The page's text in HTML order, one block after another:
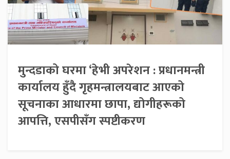
मुन्दडाको घरमा ‘हेभी अपरेशन : प्रधानमन्त्री
कार्यालय हुँदै गृहमन्त्रालयबाट आएको
सूचनाका आधारमा छापा, द्योगीहरूको
आपत्ति, एसपीसँग स्पष्टीकरण